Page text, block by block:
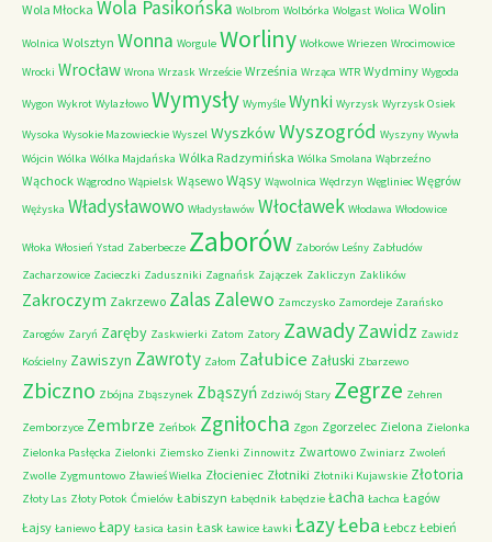
Wola Młocka Wola Pasikońska Wolbrom Wolbórka Wolgast Wolica Wolin
Wolnica Wolsztyn Wonna Worgule Worliny Wołkowe Wriezen Wrocimowice
Wrocki Wrocław Wrona Wrzask Wrzeście Września Wrząca WTR Wydminy Wygoda
Wygon Wykrot Wylazłowo Wymysły Wymyśle Wynki Wyrzysk Wyrzysk Osiek
Wysoka Wysokie Mazowieckie Wyszel WyszkówWyszogród Wyszyny Wywła
Wójcin Wólka Wólka Majdańska Wólka Radzymińska Wólka Smolana Wąbrzeźno
Wąchock Wągrodno Wąpielsk Wąsewo Wąsy Wąwolnica Wędrzyn Węgliniec Węgrów
Wężyska Władysławowo Władysławów Włocławek Włodawa Włodowice
Włoka Włosień Ystad Zaberbecze Zaborów Zaborów Leśny Zabłudów
Zacharzowice Zacieczki Zaduszniki Zagnańsk Zajączek Zakliczyn Zaklików
Zakroczym Zakrzewo ZalasZalewo Zamczysko Zamordeje Zarańsko
Zarogów Zaryń Zaręby Zaskwierki Zatom Zatory ZawadyZawidz Zawidz
Kościelny Zawiszyn Zawroty Załom Załubice Załuski Zbarzewo
Zbiczno Zbójna Zbąszynek Zbąszyń Zdziwój Stary Zegrze Zehren
Zemborzyce Zembrze Zeńbok Zgniłocha Zgon Zgorzelec Zielona Zielonka
Zielonka Pasłęcka Zielonki Ziemsko Zienki Zinnowitz Zwartowo Zwiniarz Zwoleń
Zwolle Zygmuntowo Zławieś Wielka Złocieniec Złotniki Złotniki Kujawskie Złotoria
Złoty Las Złoty Potok Ćmielów Łabiszyn Łabędnik Łabędzie Łacha Łachca Łagów
Łajsy Łaniewo Łapy Łasica Łasin Łask Ławice Ławki ŁazyŁeba Łebcz Łebień